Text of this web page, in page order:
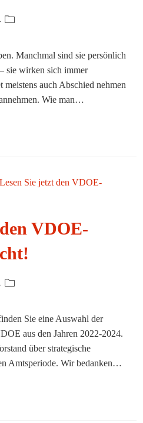
Beitrags-
Manchmal sind sie persönlich
sie wirken sich immer
meistens auch Abschied nehmen
Wie man…
VDOE-
Beitrags-
Sie eine Auswahl der
aus den Jahren 2022-2024.
über strategische
Amtsperiode. Wir bedanken…